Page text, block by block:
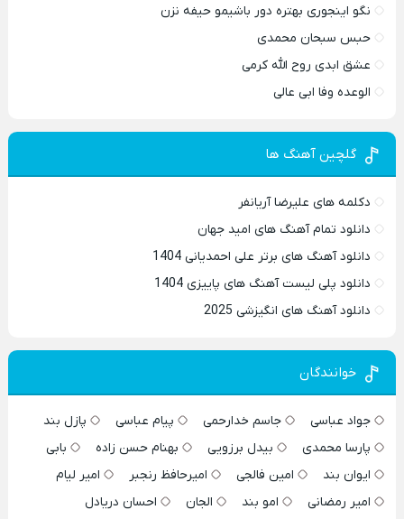
نگو اینجوری بهتره دور باشیمو حیفه نزن
حبس سبحان محمدی
عشق ابدی روح الله کرمی
الوعده وفا ابی عالی
گلچین آهنگ ها
دکلمه های علیرضا آریانفر
دانلود تمام آهنگ های امید جهان
دانلود آهنگ های برتر علی احمدیانی 1404
دانلود پلی لیست آهنگ های پاییزی 1404
دانلود آهنگ های انگیزشی 2025
خوانندگان
جواد عباسی جاسم خدارحمی پیام عباسی
پازل بند
پارسا محمدی
بیدل برزویی بهنام حسن زاده
بابی
ایوان بند
امین فالجی امیرحافظ رنجبر
امیر لیام
امیر رمضانی
امو بند الجان
احسان دریادل